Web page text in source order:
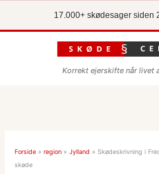
17.000+ skødesager siden
Korrekt ejerskifte når livet
Forside »region »Jylland »Skødeskrivning i
skøde